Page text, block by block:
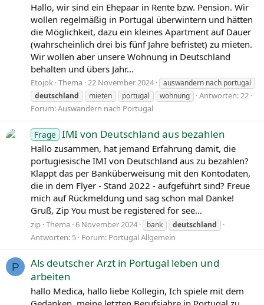
Hallo, wir sind ein Ehepaar in Rente bzw. Pension. Wir
wollen regelmäßig in Portugal überwintern und hätten
die Möglichkeit, dazu ein kleines Apartment auf Dauer
(wahrscheinlich drei bis fünf Jahre befristet) zu mieten.
Wir wollen aber unsere Wohnung in Deutschland
behalten und übers Jahr...
Etojok Thema 22 November 2024
auswandern nach portugal
deutschland
mieten portugal wohnung
Antworten: 22
Forum:Auswandern nach Portugal
Frage IMI von Deutschland aus bezahlen
Hallo zusammen, hat jemand Erfahrung damit, die
portugiesische IMI von Deutschland aus zu bezahlen?
Klappt das per Banküberweisung mit den Kontodaten,
die in dem Flyer - Stand 2022 - aufgeführt sind? Freue
mich auf Rückmeldung und sag schon mal Danke!
Gruß, Zip You must be registered for see...
zip Thema 6 November 2024 bank deutschland
Antworten: 5 Forum: Portugal Allgemein
P
Als deutscher Arzt in Portugal leben und
arbeiten
hallo Medica, hallo liebe Kollegin, Ich spiele mit dem